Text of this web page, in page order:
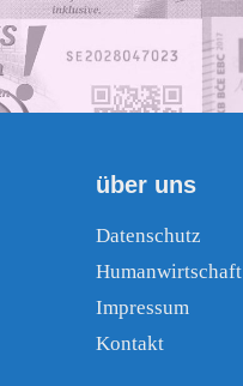
über uns
Datenschutz
Humanwirtschaft
Impressum
Kontakt